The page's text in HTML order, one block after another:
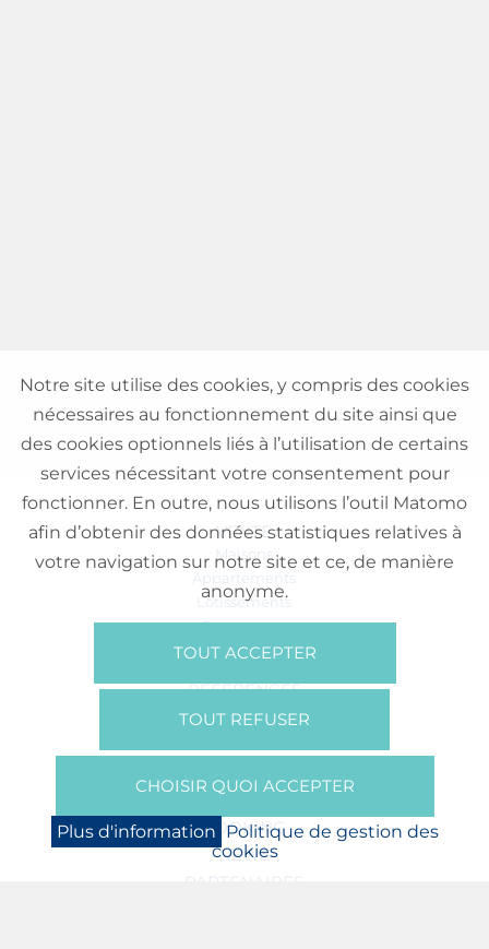
VENTE
Maisons
Appartements
Lotissements
Commerces
Bureaux
RÉFÉRENCES
SUR NOUS
Presse
BOOKING
NEWS
PARTENAIRES
Notre site utilise des cookies, y compris des cookies
nécessaires au fonctionnement du site ainsi que
des cookies optionnels liés à l’utilisation de certains
services nécessitant votre consentement pour
fonctionner. En outre, nous utilisons l’outil Matomo
afin d’obtenir des données statistiques relatives à
votre navigation sur notre site et ce, de manière
anonyme.
TOUT ACCEPTER
TOUT REFUSER
CHOISIR QUOI ACCEPTER
Plus d'information Politique de gestion des
cookies